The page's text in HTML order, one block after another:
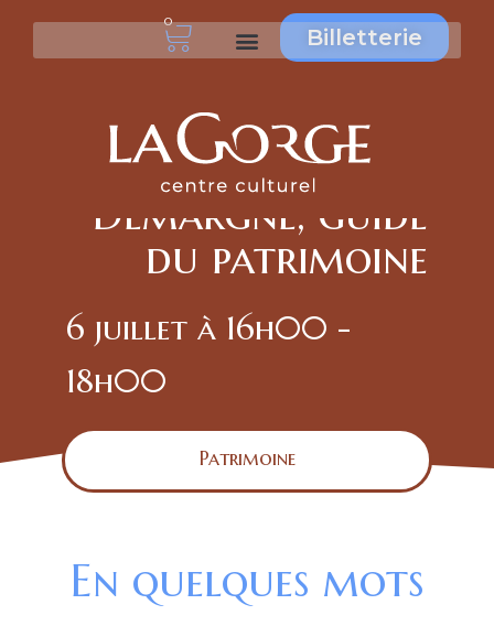
0
Billetterie
site de la Gorge
avec Cécile
Demargne, guide
du patrimoine
6 juillet à 16h00 -
18h00
Patrimoine
En quelques mots